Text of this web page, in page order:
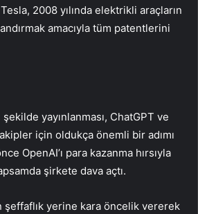
2008 yılında elektrikli araçların
amacıyla tüm patentlerini
şekilde yayınlanması, ChatGPT ve
için oldukça önemli bir adımı
OpenAI’ı para kazanma hırsıyla
şirkete dava açtı.
şeffaflık yerine kara öncelik vererek